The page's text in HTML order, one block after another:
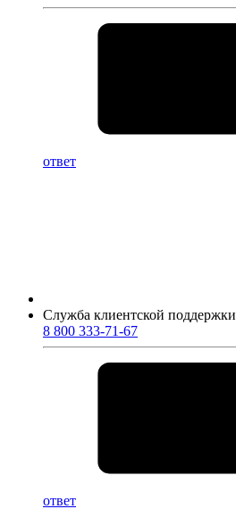
ответ
Служба клиентской поддержки
8 800 333-71-67
ответ